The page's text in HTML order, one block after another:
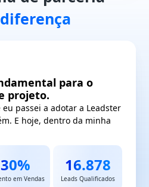
para o
projeto.
passei a adotar a Leadster
E hoje, dentro da minha
30%
em Vendas
16.878
Leads Qualificados